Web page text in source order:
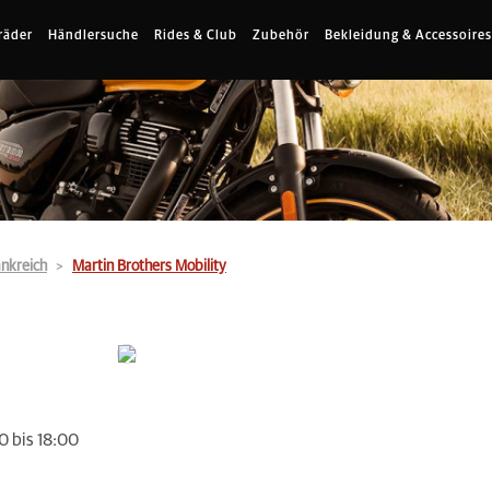
Händlersuche Rides & Club Zubehör Bekleidung & Accessoires
Martin Brothers Mobility
bis 18:00